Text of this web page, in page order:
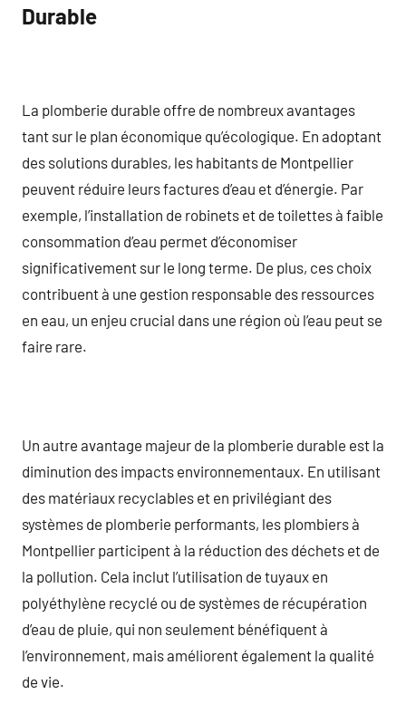
Durable
La plomberie durable offre de nombreux avantages
tant sur le plan économique qu’écologique. En adoptant
des solutions durables, les habitants de Montpellier
peuvent réduire leurs factures d’eau et d’énergie. Par
exemple, l’installation de robinets et de toilettes à faible
consommation d’eau permet d’économiser
significativement sur le long terme. De plus, ces choix
contribuent à une gestion responsable des ressources
en eau, un enjeu crucial dans une région où l’eau peut se
faire rare.
Un autre avantage majeur de la plomberie durable est la
diminution des impacts environnementaux. En utilisant
des matériaux recyclables et en privilégiant des
systèmes de plomberie performants, les plombiers à
Montpellier participent à la réduction des déchets et de
la pollution. Cela inclut l’utilisation de tuyaux en
polyéthylène recyclé ou de systèmes de récupération
d’eau de pluie, qui non seulement bénéfiquent à
l’environnement, mais améliorent également la qualité
de vie.